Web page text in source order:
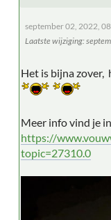
september 02, 2022,
Laatste wijziging:
Het is bijna zover,
Meer info vind je
https://
topic=27310.0